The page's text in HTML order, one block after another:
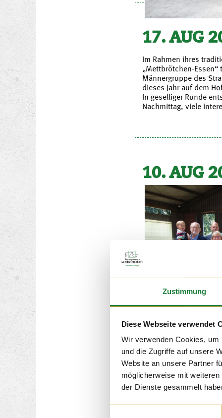
Zustimmung
Diese Webseite verwendet
Wir verwenden Cookies,
und die Zugriffe auf unsere
Website an unsere Partner
möglicherweise mit
der Dienste gesammelt
17. AUG
Im Rahmen ihres
„Mettbrötchen-Essen“
Männergruppe des
dieses Jahr auf dem
In geselliger Runde
Nachmittag, viele
10. AUG
Wofür? Noch wird
Schulkinder wird es
Projekt geben!